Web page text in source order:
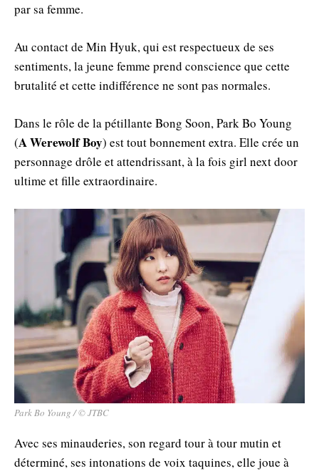
par sa femme.
Au contact de Min Hyuk, qui est respectueux de ses
sentiments, la jeune femme prend conscience que cette
brutalité et cette indifférence ne sont pas normales.
Dans le rôle de la pétillante Bong Soon, Park Bo Young
(A Werewolf Boy) est tout bonnement extra. Elle crée un
personnage drôle et attendrissant, à la fois girl next door
ultime et fille extraordinaire.
Park Bo Young / © JTBC
Avec ses minauderies, son regard tour à tour mutin et
déterminé, ses intonations de voix taquines, elle joue à